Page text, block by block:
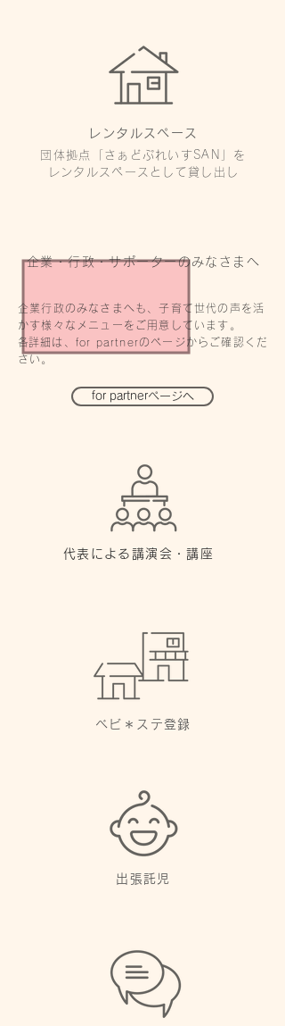
レンタルスペース
団体拠点「さぁどぷれいすSAN」を
レンタルスペースとして貸し出し
企業・行政・サポーターのみなさまへ
企業行政のみなさまへも、子育て世代の声を活
かす様々なメニューをご用意しています。
​各詳細は、for partnerのページからご確認くだ
さい。
for partnerページへ
代表による講演会・講座
ベビ＊ステ登録
出張託児